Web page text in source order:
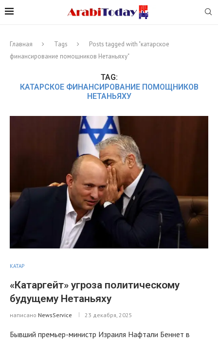
Главная Tags
Posts tagged with "катарское
финансирование помощников Нетаньяху"
TAG:
КАТАРСКОЕ ФИНАНСИРОВАНИЕ ПОМОЩНИКОВ
НЕТАНЬЯХУ
КАТАР
«Катаргейт» угроза политическому
будущему Нетаньяху
написано NewsService 23 декабря, 2025
Бывший премьер-министр Израиля Нафтали Беннет в